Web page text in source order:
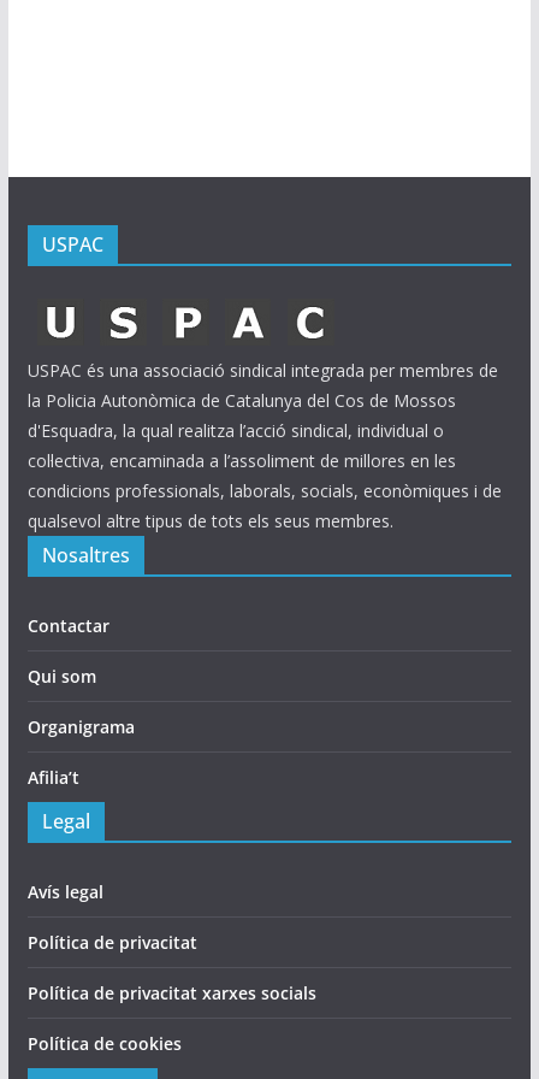
USPAC
USPAC és una associació sindical integrada per membres de
la Policia Autonòmica de Catalunya del Cos de Mossos
d'Esquadra, la qual realitza l’acció sindical, individual o
col·lectiva, encaminada a l’assoliment de millores en les
condicions professionals, laborals, socials, econòmiques i de
qualsevol altre tipus de tots els seus membres.
Nosaltres
Contactar
Qui som
Organigrama
Afilia’t
Legal
Avís legal
Política de privacitat
Política de privacitat xarxes socials
Política de cookies